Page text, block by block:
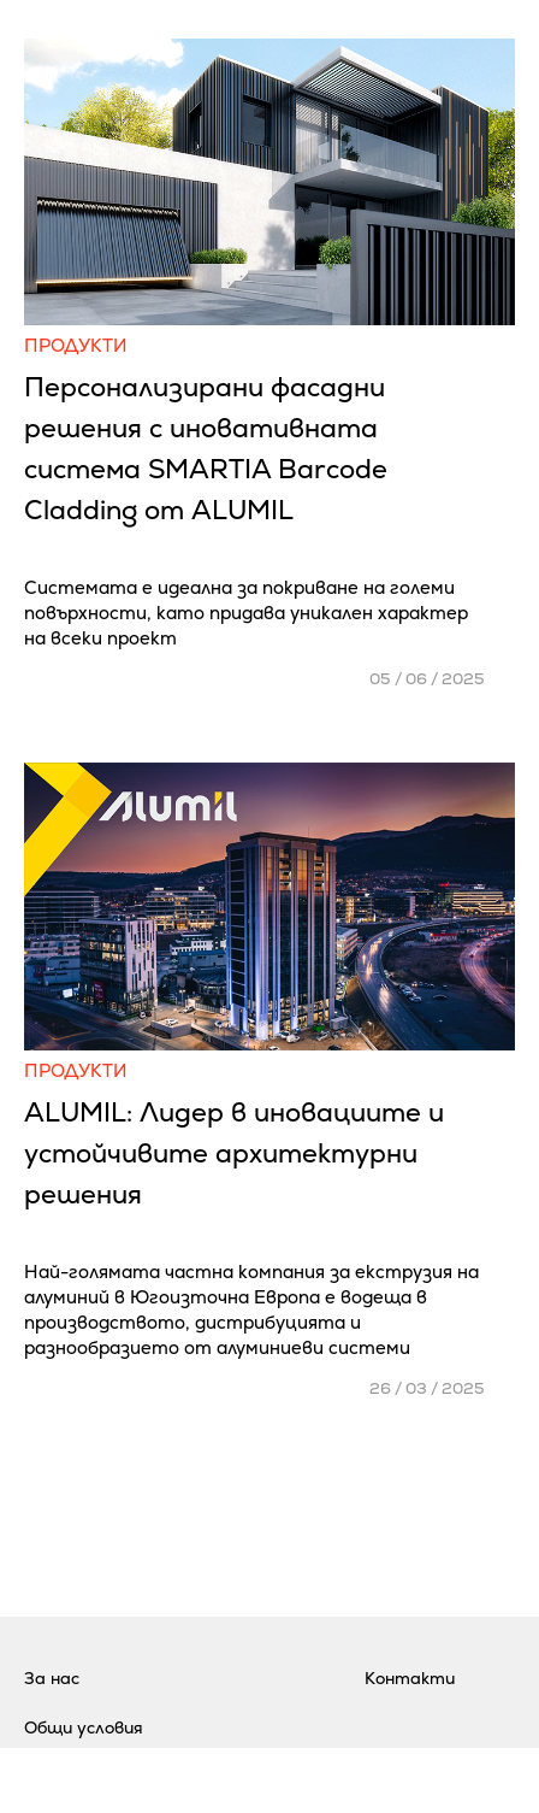
ПРОДУКТИ
Персонализирани фасадни
решения с иновативната
система SMARTIA Barcode
Cladding от ALUMIL
Системата е идеална за покриване на големи
повърхности, като придава уникален характер
на всеки проект
05 / 06 / 2025
ПРОДУКТИ
ALUMIL: Лидер в иновациите и
устойчивите архитектурни
решения
Най-голямата частна компания за екструзия на
алуминий в Югоизточна Европа е водеща в
производството, дистрибуцията и
разнообразието от алуминиеви системи
26 / 03 / 2025
За нас
Общи условия
Контакти